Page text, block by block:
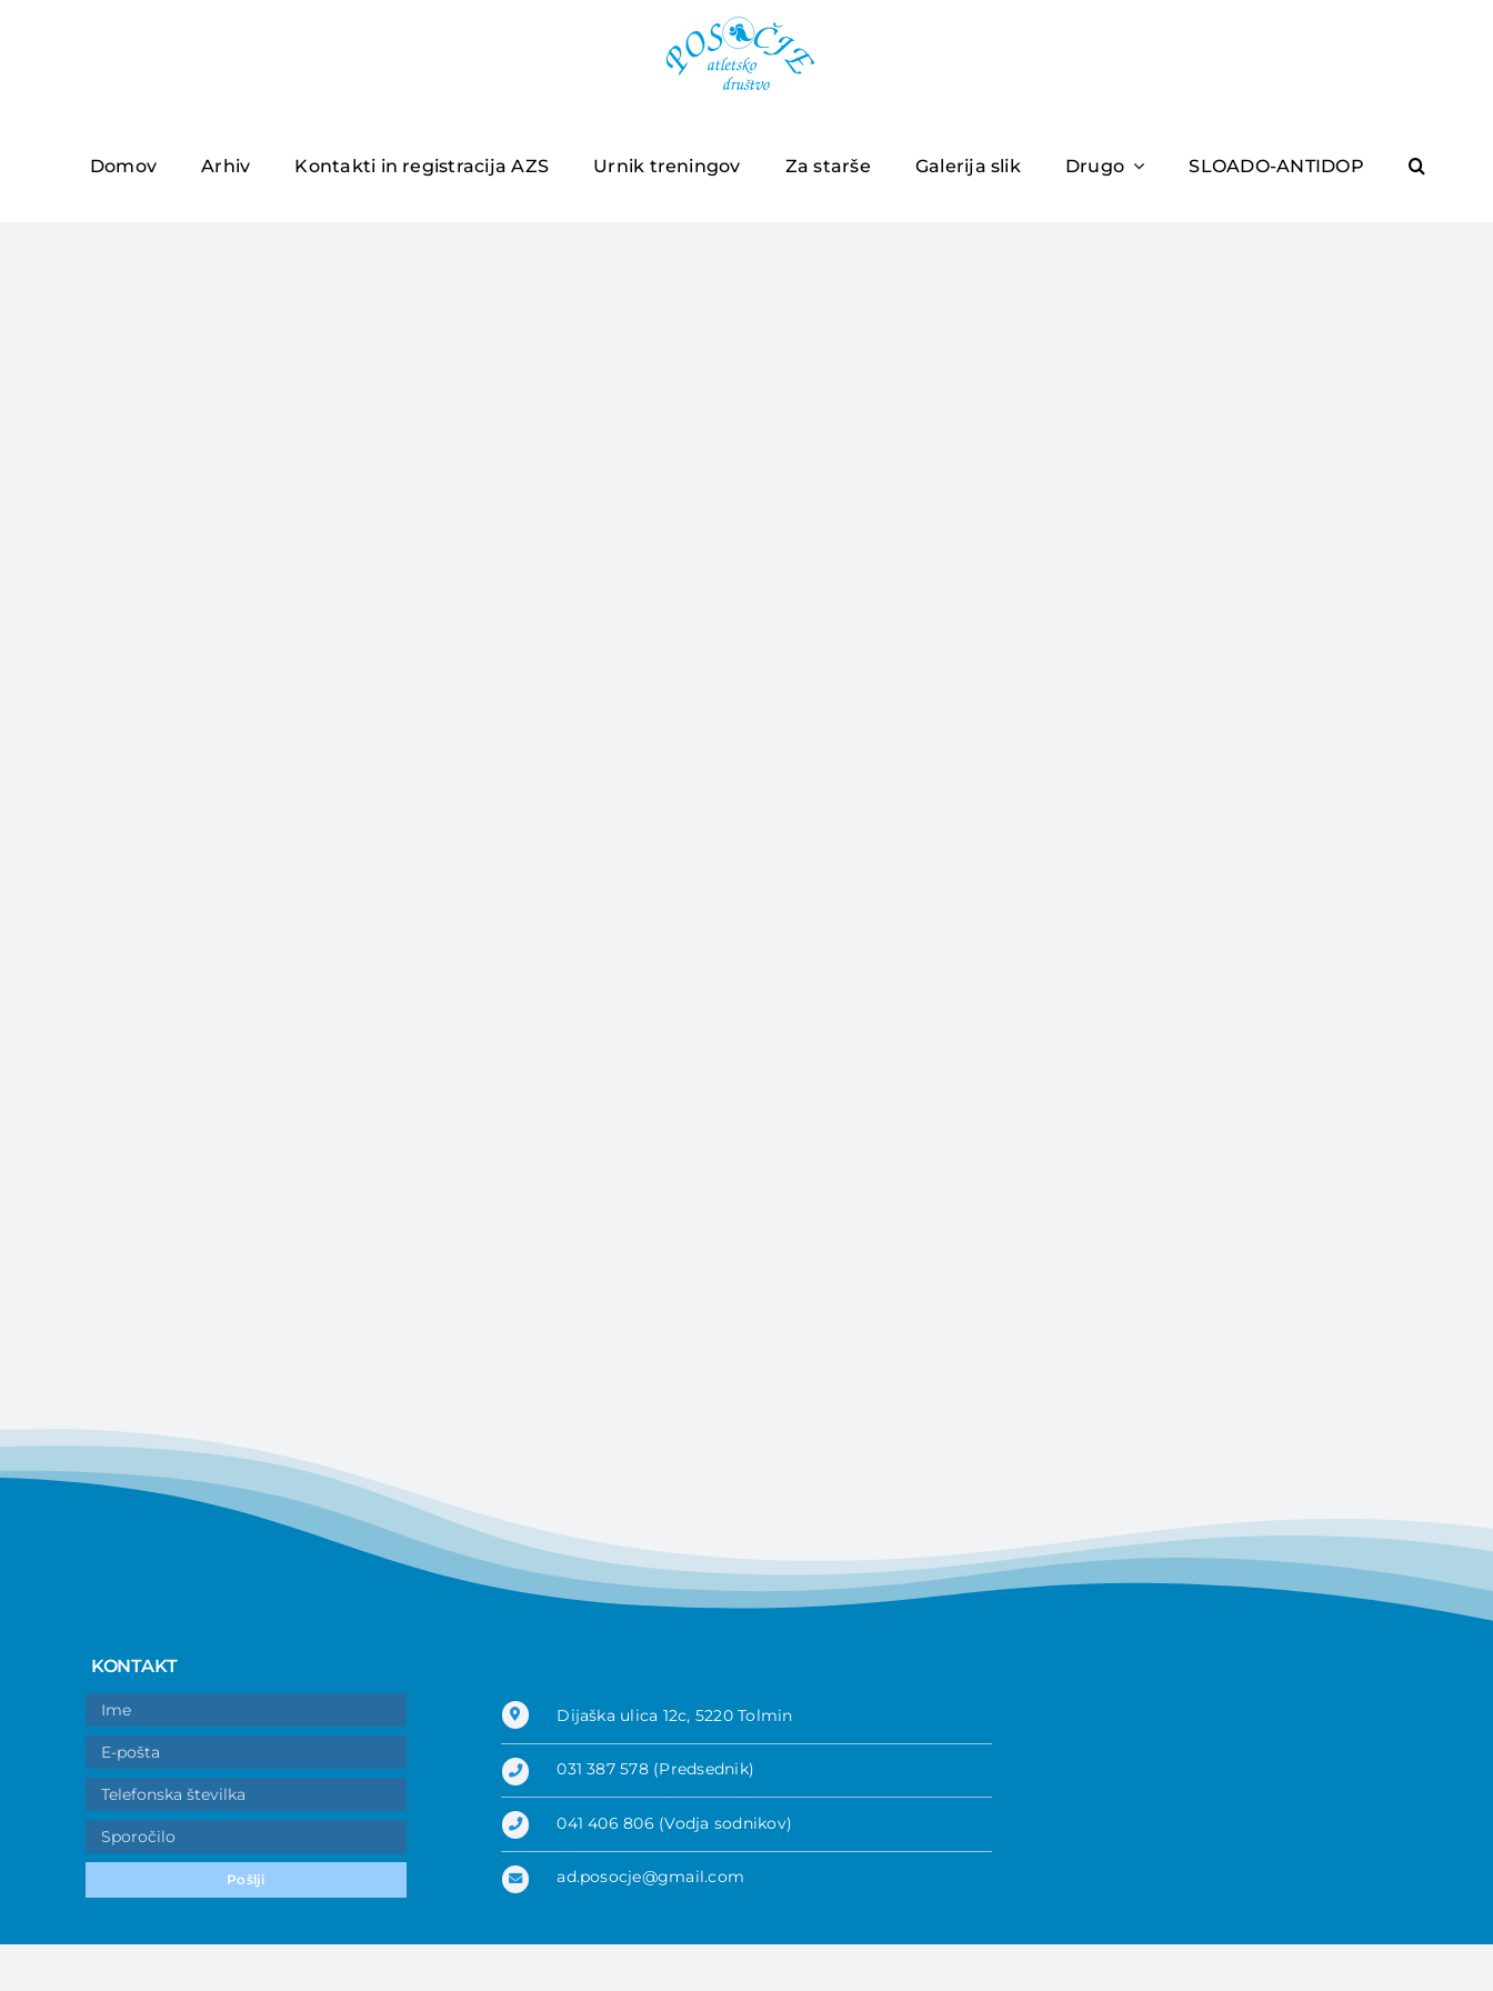
Domov Arhiv Kontakti in registracija AZS Urnik treningov Za starše Galerija slik Drugo SLOADO-ANTIDOP
KONTAKT
Pošlji
Dijaška ulica 12c, 5220 Tolmin
031 387 578 (Predsednik)
041 406 806 (Vodja sodnikov)
ad.posocje@gmail.com